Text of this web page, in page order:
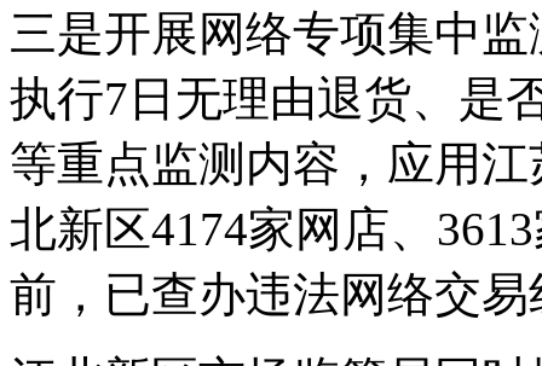
三是开展网络专项集中
执行7日无理由退货、是
等重点监测内容，应用
北新区4174家网店、
前，已查办违法网络交易